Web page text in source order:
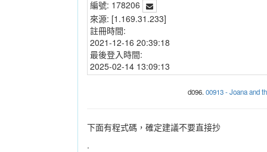
編號: 178206
來源: [1.169.31.233]
註冊時間:
2021-12-16 20:39:18
最後登入時間:
2025-02-14 13:09:13
d096.00913 - Joana and
下面有程式碼，確定建議不要直接抄
.